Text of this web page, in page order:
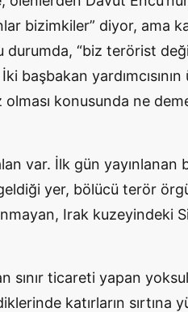
bizimkiler” diyor, ama
durumda, “biz terörist
başbakan yardımcısının
konusunda ne
var. İlk gün yayınlanan
yer, bölücü terör
Irak kuzeyindeki
sınır ticareti yapan
katırların sırtına